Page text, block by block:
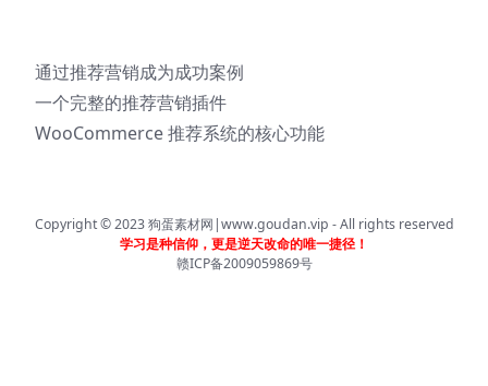
通过推荐营销成为成功案例
一个完整的推荐营销插件
WooCommerce 推荐系统的核心功能
Copyright © 2023狗蛋素材网|www.goudan.vip - All rights reserved
学习是种信仰，更是逆天改命的唯一捷径！
赣ICP备2009059869号